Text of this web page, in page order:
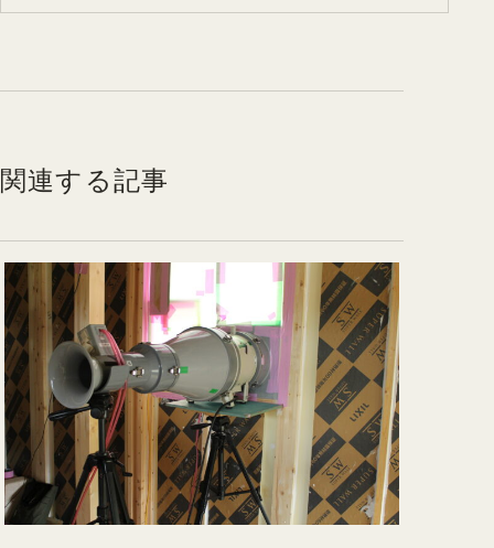
関連する記事